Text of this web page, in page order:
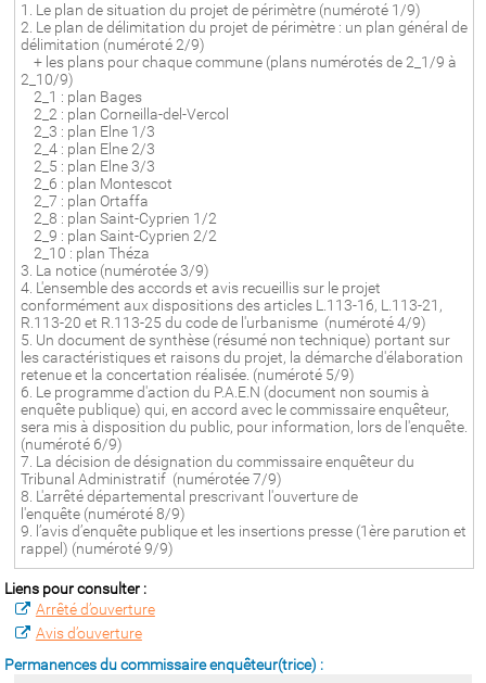
1. Le plan de situation du projet de périmètre (numéroté 1/9)
2. Le plan de délimitation du projet de périmètre : un plan général de
délimitation (numéroté 2/9)
+ les plans pour chaque commune (plans numérotés de 2_1/9 à
2_10/9)
2_1 : plan Bages
2_2 : plan Corneilla-del-Vercol
2_3 : plan Elne 1/3
2_4 : plan Elne 2/3
2_5 : plan Elne 3/3
2_6 : plan Montescot
2_7 : plan Ortaffa
2_8 : plan Saint-Cyprien 1/2
2_9 : plan Saint-Cyprien 2/2
2_10 : plan Théza
3. La notice (numérotée 3/9)
4. L'ensemble des accords et avis recueillis sur le projet
conformément aux dispositions des articles L.113-16, L.113-21,
R.113-20 et R.113-25 du code de l'urbanisme (numéroté 4/9)
5. Un document de synthèse (résumé non technique) portant sur
les caractéristiques et raisons du projet, la démarche d'élaboration
retenue et la concertation réalisée. (numéroté 5/9)
6. Le programme d'action du P.A.E.N (document non soumis à
enquête publique) qui, en accord avec le commissaire enquêteur,
sera mis à disposition du public, pour information, lors de l'enquête.
(numéroté 6/9)
7. La décision de désignation du commissaire enquêteur du
Tribunal Administratif (numérotée 7/9)
8. L'arrêté départemental prescrivant l'ouverture de
l'enquête (numéroté 8/9)
9. l’avis d’enquête publique et les insertions presse (1ère parution et
rappel) (numéroté 9/9)
Liens pour consulter :
Arrêté d’ouverture
Avis d’ouverture
Permanences du commissaire enquêteur(trice) :